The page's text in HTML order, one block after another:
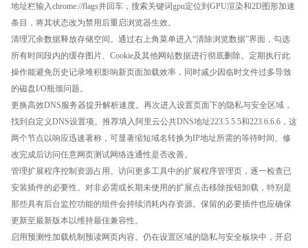
地址栏输入chrome://flags并回车，搜索关键词gpu定位到GPU渲染和2D图形加速
条目，将其状态改为禁用后重启浏览器生效。
清理冗余数据释放存储空间。通过右上角菜单进入“清除浏览数据”界面，勾选
所有时间段内的缓存图片、Cookie及其他网站数据进行彻底删除。定期执行此
操作能避免历史记录堆积影响新页面加载效率，同时减少因临时文件过多导致
的磁盘I/O瓶颈问题。
更换高效DNS服务器提升解析速度。再次进入设置页面下的隐私与安全区域，
找到自定义DNS设置项。推荐填入阿里云公共DNS地址223.5.5.5和223.6.6.6，这
两个节点以响应迅速著称，可显著缩短域名转换为IP地址所需的等待时间。修
改完成后访问任意网页测试网络连通性是否改善。
管理扩展程序控制资源占用。访问更多工具中的扩展程序管理页，逐一检查已
安装插件的必要性。对非必需或长期未使用的扩展点击移除按钮卸载，特别是
那些具有后台监控功能的组件会持续消耗内存资源。保留的必要插件也应确保
更新至最新版本以维持最佳兼容性。
启用预测性加载机制预读网页内容。仍在设置区域的隐私与安全板块中，开启